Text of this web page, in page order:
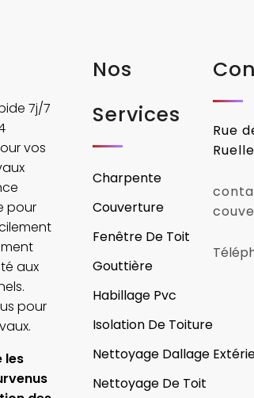
7j/7
vos
pour
aux
pour
les
Nos
Services
Charpente
Couverture
Fenêtre De Toit
Gouttière
Habillage Pvc
Isolation De Toiture
Nettoyage Dallage
Nettoyage De Toit
Rue